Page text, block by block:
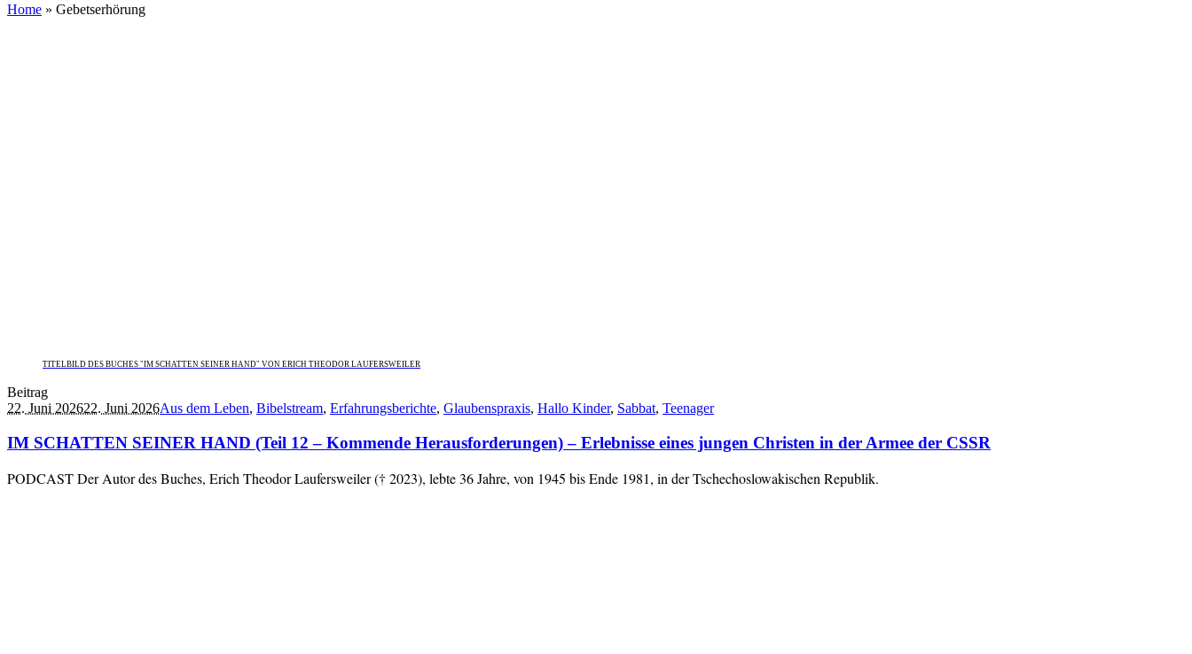
Home » Gebetserhörung
TITELBILD DES BUCHES "IM SCHATTEN SEINER HAND" VON ERICH THEODOR LAUFERSWEILER
Beitrag
22. Juni 202622. Juni 2026Aus dem Leben, Bibelstream, Erfahrungsberichte, Glaubenspraxis, Hallo Kinder, Sabbat, Teenager
IM SCHATTEN SEINER HAND (Teil 12 – Kommende Herausforderungen) – Erlebnisse eines jungen Christen in der Armee der CSSR
PODCAST Der Autor des Buches, Erich Theodor Laufersweiler († 2023), lebte 36 Jahre, von 1945 bis Ende 1981, in der Tschechoslowakischen Republik.